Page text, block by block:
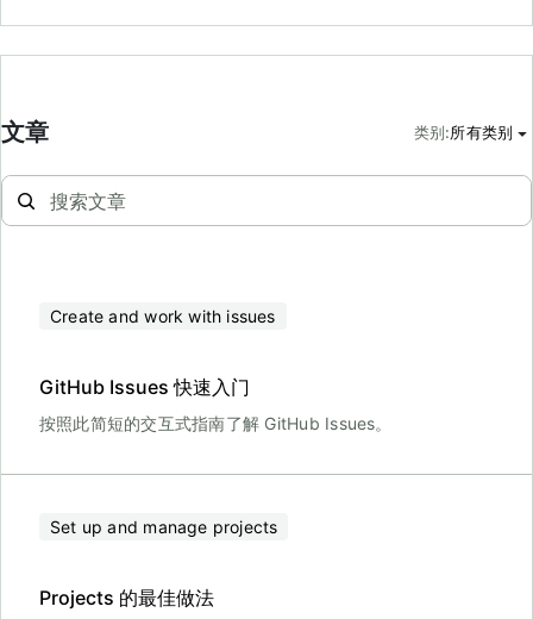
文章 类别:所有类别
Create and work with issues
GitHub Issues 快速入门
按照此简短的交互式指南了解 GitHub Issues。
Set up and manage projects
Projects 的最佳做法